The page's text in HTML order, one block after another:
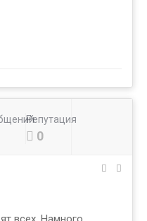
Репутация
0